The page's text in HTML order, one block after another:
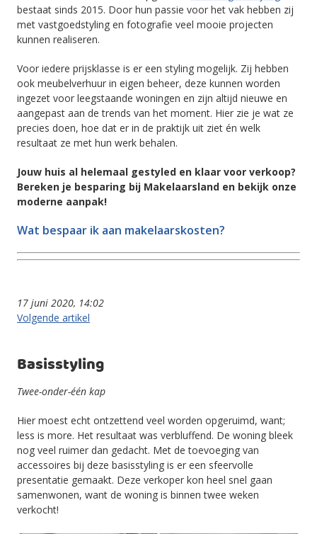
bestaat sinds 2015. Door hun passie voor het vak hebben zij
met vastgoedstyling en fotografie veel mooie projecten
kunnen realiseren.
Voor iedere prijsklasse is er een styling mogelijk. Zij hebben
ook meubelverhuur in eigen beheer, deze kunnen worden
ingezet voor leegstaande woningen en zijn altijd nieuwe en
aangepast aan de trends van het moment. Hier zie je wat ze
precies doen, hoe dat er in de praktijk uit ziet én welk
resultaat ze met hun werk behalen.
Jouw huis al helemaal gestyled en klaar voor verkoop?
Bereken je besparing bij Makelaarsland en bekijk onze
moderne aanpak!
Wat bespaar ik aan makelaarskosten?
17 juni 2020, 14:02
Volgende artikel
Basisstyling
Twee-onder-één kap
Hier moest echt ontzettend veel worden opgeruimd, want;
less is more. Het resultaat was verbluffend. De woning bleek
nog veel ruimer dan gedacht. Met de toevoeging van
accessoires bij deze basisstyling is er een sfeervolle
presentatie gemaakt. Deze verkoper kon heel snel gaan
samenwonen, want de woning is binnen twee weken
verkocht!